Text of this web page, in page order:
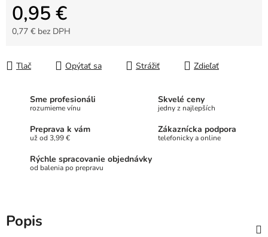
0,95 €
0,77 € bez DPH
Tlač
Opýtať sa Strážiť Zdieľať
Sme profesionáli
rozumieme vínu
Skvelé ceny
jedny z najlepších
Preprava k vám
už od 3,99 €
Zákaznícka podpora
telefonicky a online
Rýchle spracovanie objednávky
od balenia po prepravu
Popis